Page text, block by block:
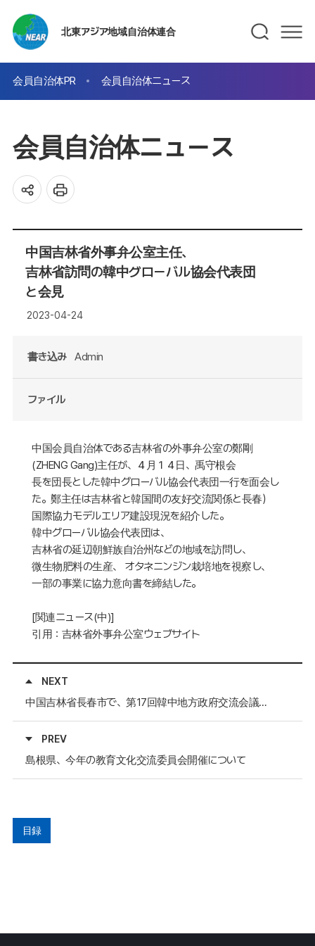
北東アジア地域自治体連合
会員自治体PR 会員自治体ニュース
会員自治体ニュース
中国吉林省外事弁公室主任、
吉林省訪問の韓中グローバル協会代表団
と会見
2023-04-24
書き込み Admin
ファイル
中国会員自治体である吉林省の外事弁公室の鄭剛
(ZHENG Gang)主任が、４月１４日、禹守根会
長を団長とした韓中グローバル協会代表団一行を面会し
た。鄭主任は吉林省と韓国間の友好交流関係と長春）
国際協力モデルエリア建設現況を紹介した。
韓中グローバル協会代表団は、
吉林省の延辺朝鮮族自治州などの地域を訪問し、
微生物肥料の生産、 オタネニンジン栽培地を視察し、
一部の事業に協力意向書を締結した。
[関連ニュース(中)]
引用：吉林省外事弁公室ウェブサイト
NEXT
中国吉林省長春市で、第17回韓中地方政府交流会議開催
PREV
島根県、今年の教育文化交流委員会開催について
目録